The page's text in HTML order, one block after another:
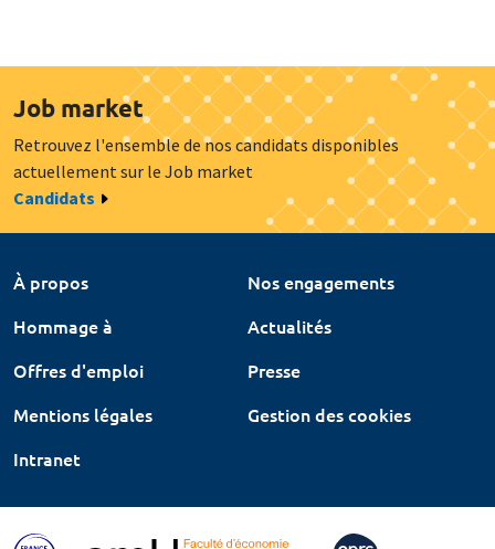
Job market
Retrouvez l'ensemble de nos candidats disponibles
actuellement sur le Job market
Candidats
À propos
Nos engagements
Hommage à
Actualités
Offres d'emploi
Presse
Mentions légales
Gestion des cookies
Intranet